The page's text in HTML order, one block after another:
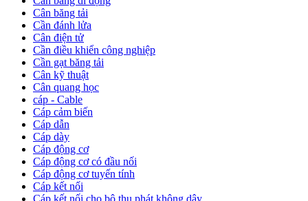
Cân băng tải
Cần đánh lửa
Cân điện tử
Cần điều khiển công nghiệp
Cần gạt băng tải
Cân kỹ thuật
Cân quang học
cáp - Cable
Cáp cảm biến
Cáp dẫn
Cáp dày
Cáp động cơ
Cáp động cơ có đầu nối
Cáp động cơ tuyến tính
Cáp kết nối
Cáp kết nối cho bộ thu phát không dây